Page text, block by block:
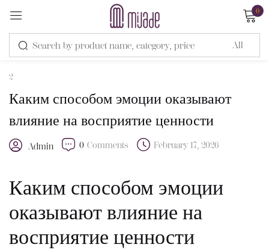
0
2
Каким способом эмоции оказывают
влияние на восприятие ценности
Admin 0 Comments February 17, 2026
Каким способом эмоции
оказывают влияние на
восприятие ценности
Sign in
Remember me Lost password?
LOG IN
CREATE AN ACCOUNT